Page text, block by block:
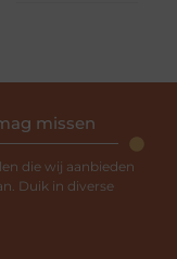
missen
die wij aanbieden
Duik in diverse